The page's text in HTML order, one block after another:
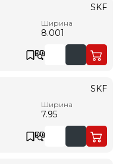
Ширина
8.001
SKF
Ширина
7.95
SKF